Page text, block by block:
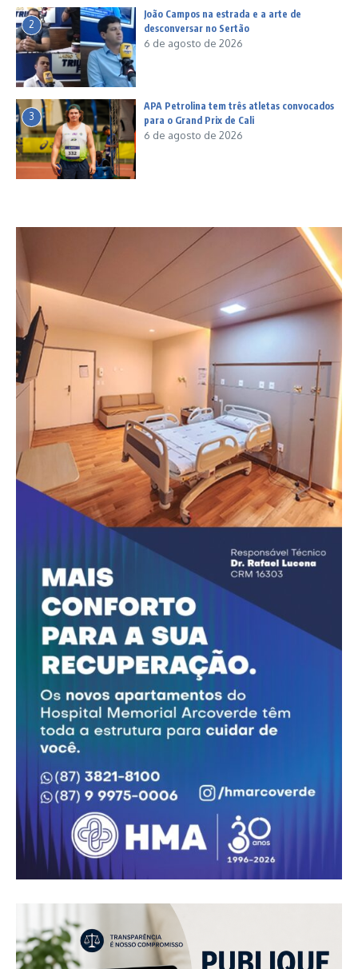
2
João Campos na estrada e a arte de
desconversar no Sertão
6 de agosto de 2026
3
APA Petrolina tem três atletas convocados
para o Grand Prix de Cali
6 de agosto de 2026